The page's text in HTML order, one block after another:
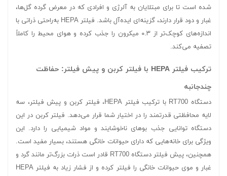
شده است تا برای مبتلایان به آلرژی و افرادی که در معرض گرده گل‌ها،
غبار و دود قرار دارند، گزینه‌ای ایده‌آل باشد. فیلتر HEPA به‌راحتی ذراتی با
اندازه‌های کوچک‌تر از ۰.۳ میکرون را جذب کرده و هوای محیط را کاملاً
تصفیه می‌کند.
ترکیب فیلتر HEPA با فیلتر کربن و پیش فیلتر: حفاظت
چندجانبه
دستگاه RT700 با ترکیب فیلتر HEPA، فیلتر کربن و پیش فیلتر، سه
لایه محافظتی قدرتمند را در اختیار شما قرار می‌دهد. فیلتر کربن در این
دستگاه توانایی جذب بوهای ناخوشایند و مواد شیمیایی را دارد. این
ویژگی برای خانه‌هایی که دارای حیوانات خانگی هستند، بسیار مفید است.
همچنین، پیش فیلتر دستگاه RT700 قادر است ذرات بزرگ‌تر مانند گرد و
غبار و موی حیوانات خانگی را فیلتر کرده و از فشار زیاد به فیلتر HEPA